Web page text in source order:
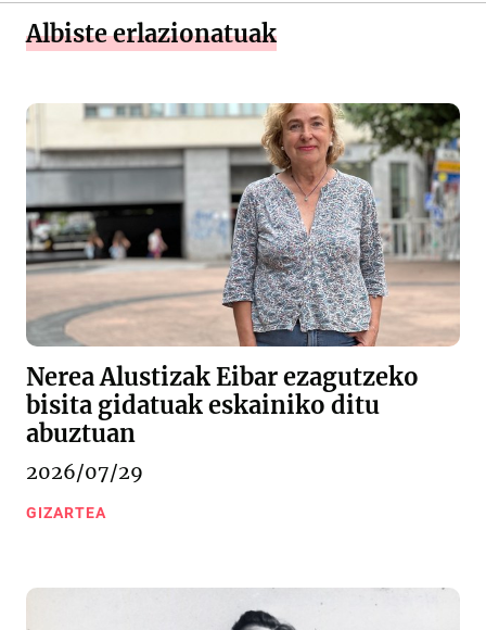
Albiste erlazionatuak
Nerea Alustizak Eibar ezagutzeko
bisita gidatuak eskainiko ditu
abuztuan
2026/07/29
GIZARTEA